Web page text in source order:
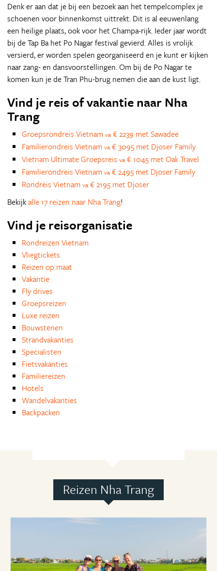
Denk er aan dat je bij een bezoek aan het tempelcomplex je
schoenen voor binnenkomst uittrekt. Dit is al eeuwenlang
een heilige plaats, ook voor het Champa-rijk. Ieder jaar wordt
bij de Tap Ba het Po Nagar festival gevierd. Alles is vrolijk
versierd, er worden spelen georganiseerd en je kunt er kijken
naar zang- en dansvoorstellingen. Om bij de Po Nagar te
komen kun je de Tran Phu-brug nemen die aan de kust ligt.
Vind je reis of vakantie naar Nha
Trang
Groepsrondreis Vietnam va € 2239 met Sawadee
Familierondreis Vietnam va € 3095 met Djoser Family
Vietnam Ultimate Groepsreis va € 1045 met Oak Travel
Familierondreis Vietnam va € 2495 met Djoser Family
Rondreis Vietnam va € 2195 met Djoser
Bekijkalle 17 reizen naar Nha Trang!
Vind je reisorganisatie
Rondreizen Vietnam
Vliegtickets
Reizen op maat
Vakantie
Fly drives
Groepsreizen
Luxe reizen
Bouwstenen
Strandvakanties
Specialisten
Fietsvakanties
Familiereizen
Hotels
Wandelvakanties
Backpacken
Reizen Nha Trang